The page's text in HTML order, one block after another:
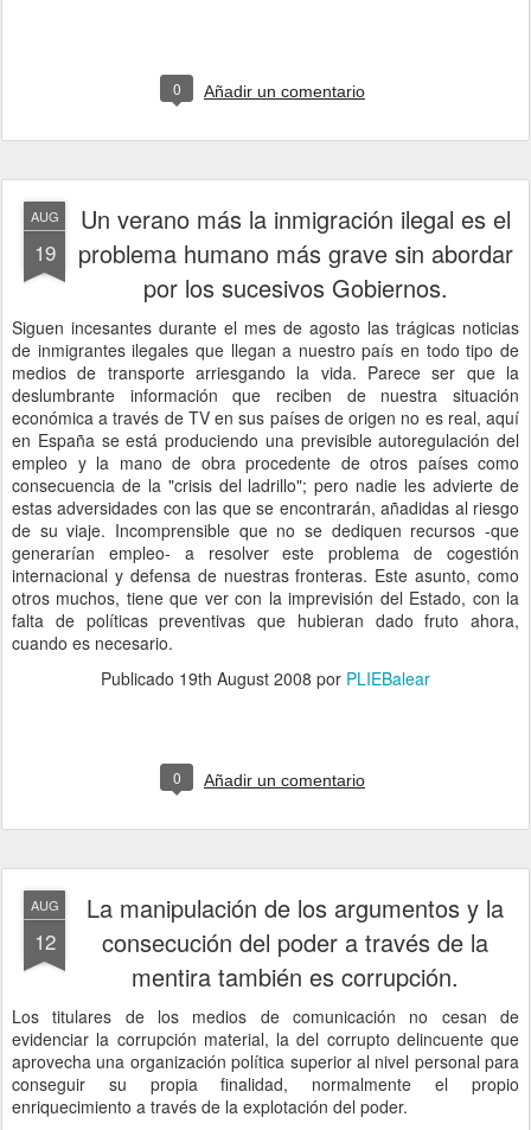
0 Añadir un comentario
AUG
19
Un verano más la inmigración ilegal es el
problema humano más grave sin abordar
por los sucesivos Gobiernos.
Siguen incesantes durante el mes de agosto las trágicas noticias
de inmigrantes ilegales que llegan a nuestro país en todo tipo de
medios de transporte arriesgando la vida. Parece ser que la
deslumbrante información que reciben de nuestra situación
económica a través de TV en sus países de origen no es real, aquí
en España se está produciendo una previsible autoregulación del
empleo y la mano de obra procedente de otros países como
consecuencia de la "crisis del ladrillo"; pero nadie les advierte de
estas adversidades con las que se encontrarán, añadidas al riesgo
de su viaje. Incomprensible que no se dediquen recursos -que
generarían empleo- a resolver este problema de cogestión
internacional y defensa de nuestras fronteras. Este asunto, como
otros muchos, tiene que ver con la imprevisión del Estado, con la
falta de políticas preventivas que hubieran dado fruto ahora,
cuando es necesario.
Publicado 19th August 2008 por PLIEBalear
0 Añadir un comentario
AUG
12
La manipulación de los argumentos y la
consecución del poder a través de la
mentira también es corrupción.
Los titulares de los medios de comunicación no cesan de
evidenciar la corrupción material, la del corrupto delincuente que
aprovecha una organización política superior al nivel personal para
conseguir su propia finalidad, normalmente el propio
enriquecimiento a través de la explotación del poder.